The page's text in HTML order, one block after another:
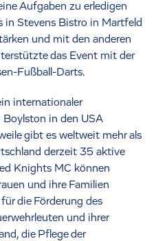
Aufgaben zu erledigen
in Stevens Bistro in Martfeld
und mit den anderen
das Event mit der
Fußball-Darts.
internationaler
Boylston in den USA
gibt es weltweit mehr als
derzeit 35 aktive
Knights MC können
und ihre Familien
die Förderung des
und ihrer
die Pflege der